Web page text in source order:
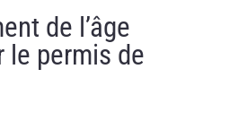
de l’âge
le permis de